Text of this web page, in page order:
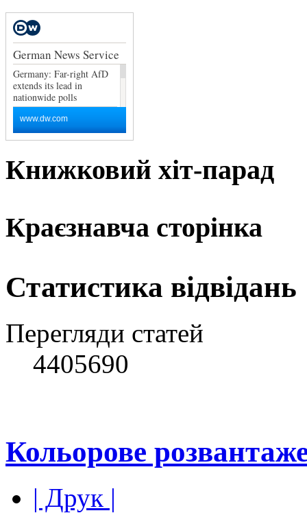
Книжковий хіт-парад
Краєзнавча сторінка
Статистика відвідань
Перегляди статей
4405690
Кольорове
| Друк |